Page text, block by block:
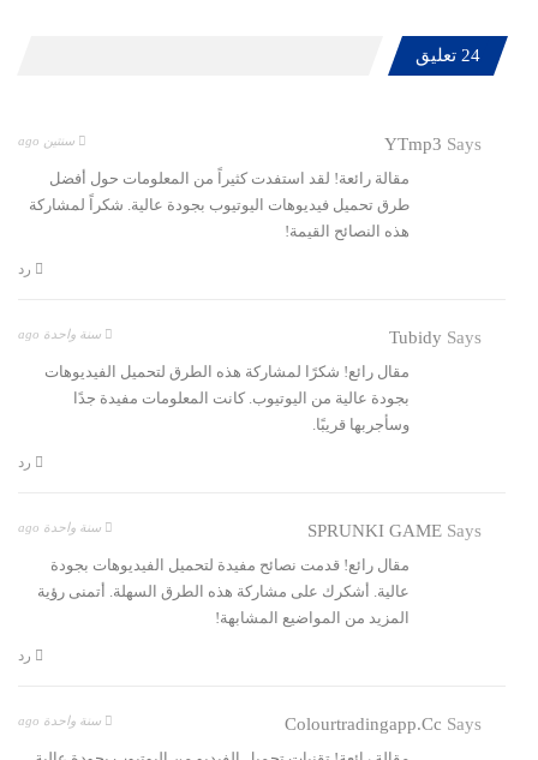
24 تعليق
YTmp3 Says سنتين ago
مقالة رائعة! لقد استفدت كثيراً من المعلومات حول أفضل
طرق تحميل فيديوهات اليوتيوب بجودة عالية. شكراً لمشاركة
هذه النصائح القيمة!
رد
Tubidy Says سنة واحدة ago
مقال رائع! شكرًا لمشاركة هذه الطرق لتحميل الفيديوهات
بجودة عالية من اليوتيوب. كانت المعلومات مفيدة جدًا
وسأجربها قريبًا.
رد
SPRUNKI GAME Says سنة واحدة ago
مقال رائع! قدمت نصائح مفيدة لتحميل الفيديوهات بجودة
عالية. أشكرك على مشاركة هذه الطرق السهلة. أتمنى رؤية
المزيد من المواضيع المشابهة!
رد
Colourtradingapp.cc Says سنة واحدة ago